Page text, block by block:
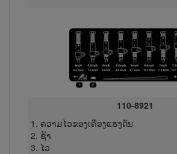
110-8921
ຄວາມໄວຂອງເຄື່ອງແຮງດັນ
ຊ້າ
ໄວ